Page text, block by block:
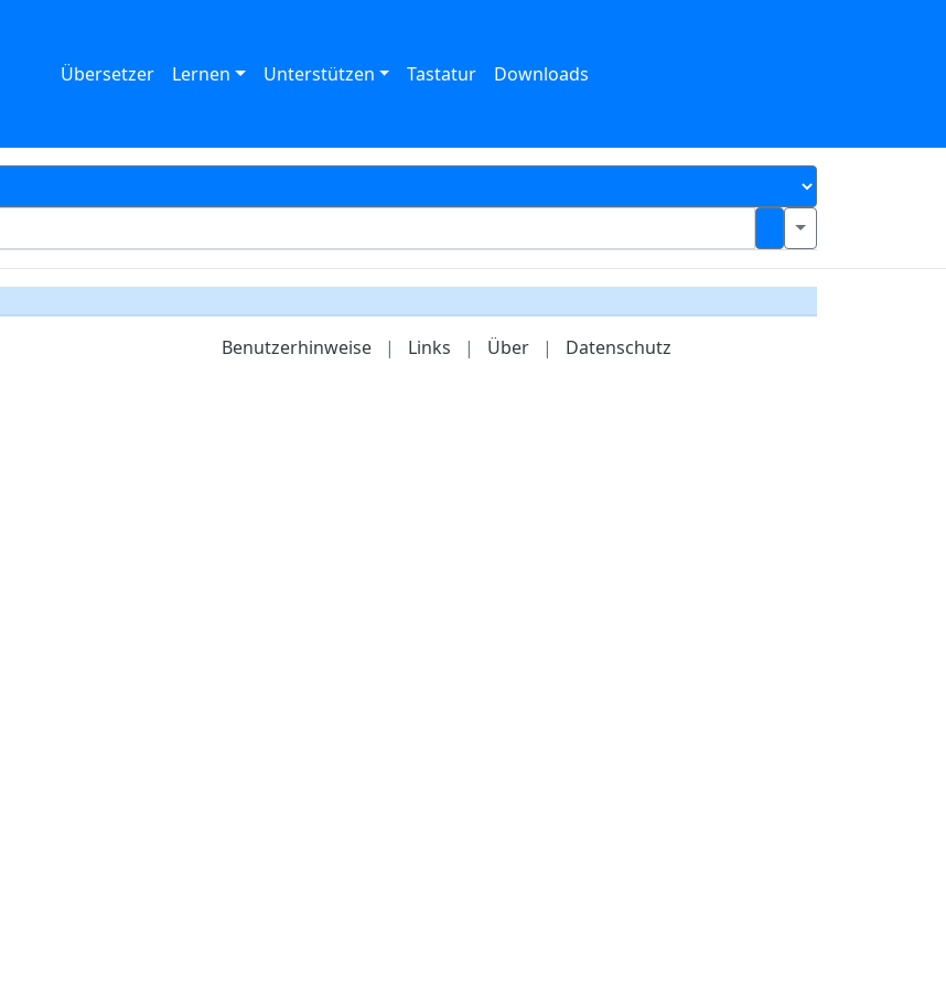
Übersetzer Lernen Unterstützen Tastatur Downloads
Benutzerhinweise | Links | Über | Datenschutz